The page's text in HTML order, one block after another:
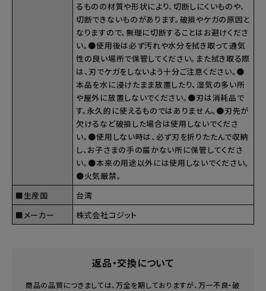
るものの材質や形状により、切断しにくいものや、
切断できないものがあります。破損やケガの原因と
なりますので、無理に切断することはお避けくださ
い。●使用後は必ず汚れや水分を拭き取って通気
性の良い場所で保管してください。また拭き取る際
は、刃でケガをしないよう十分ご注意ください。●
本品を水に浸けたまま放置したり、湿気の多い所
や屋外に放置しないでください。●刃は消耗品で
す。永久的に使えるものではありません。●刃先が
欠けるなど破損した場合は使用しないでくださ
い。●使用しない時は、必ず刃を折りたたんで収納
し、お子さまの手の届かない所に保管してくださ
い。●本来の用途以外には使用しないでください。
●火気厳禁。
■生産国
台湾
■メーカー
株式会社コジット
返品・交換について
商品の品質につきましては、万全を期しておりますが、万一不良・破